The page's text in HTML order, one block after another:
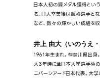
日本人初の銅メダル獲得とい
る。日大卒業後は競輪選手
など、数々の輝かしい成績を収
井上 由大（いのうえ・
1961年生まれ。神奈川県出身
大3年時に全日本大学選手権
ニバーシアード日本代表。大